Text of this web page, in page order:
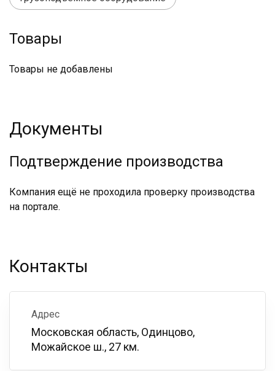
Товары
Товары не добавлены
Документы
Подтверждение производства
Компания ещё не проходила проверку производства
на портале.
Контакты
Адрес
Московская область, Одинцово,
Можайское ш., 27 км.